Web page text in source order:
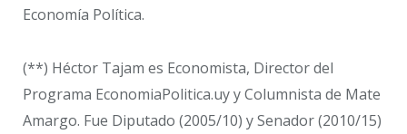
Economía Política.
(**) Héctor Tajam es Economista, Director del
Programa EconomiaPolitica.uy y Columnista de Mate
Amargo. Fue Diputado (2005/10) y Senador (2010/15)